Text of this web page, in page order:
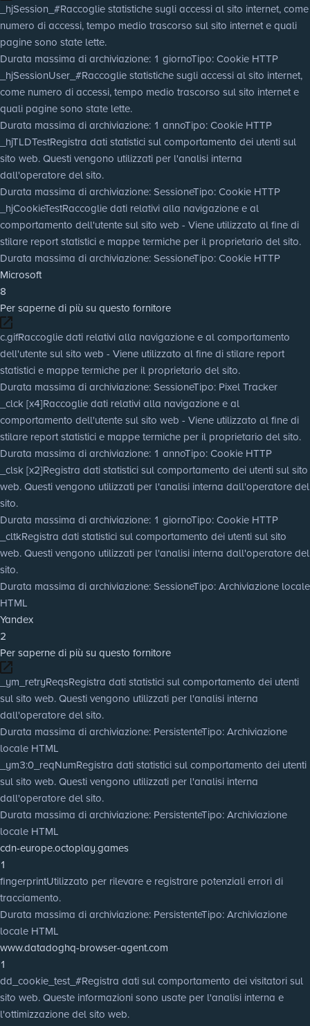
_hjSession_#Raccoglie statistiche sugli accessi al sito internet, come
numero di accessi, tempo medio trascorso sul sito internet e quali
pagine sono state lette.
Durata massima di archiviazione: 1 giornoTipo: Cookie HTTP
_hjSessionUser_#Raccoglie statistiche sugli accessi al sito internet,
come numero di accessi, tempo medio trascorso sul sito internet e
quali pagine sono state lette.
Durata massima di archiviazione: 1 annoTipo: Cookie HTTP
_hjTLDTestRegistra dati statistici sul comportamento dei utenti sul
sito web. Questi vengono utilizzati per l'analisi interna
dall'operatore del sito.
Durata massima di archiviazione: SessioneTipo: Cookie HTTP
_hjCookieTestRaccoglie dati relativi alla navigazione e al
comportamento dell'utente sul sito web - Viene utilizzato al fine di
stilare report statistici e mappe termiche per il proprietario del sito.
Durata massima di archiviazione: SessioneTipo: Cookie HTTP
Microsoft
8
Per saperne di più su questo fornitore
c.gifRaccoglie dati relativi alla navigazione e al comportamento
dell'utente sul sito web - Viene utilizzato al fine di stilare report
statistici e mappe termiche per il proprietario del sito.
Durata massima di archiviazione: SessioneTipo: Pixel Tracker
_clck [x4]Raccoglie dati relativi alla navigazione e al
comportamento dell'utente sul sito web - Viene utilizzato al fine di
stilare report statistici e mappe termiche per il proprietario del sito.
Durata massima di archiviazione: 1 annoTipo: Cookie HTTP
_clsk [x2]Registra dati statistici sul comportamento dei utenti sul sito
web. Questi vengono utilizzati per l'analisi interna dall'operatore del
sito.
Durata massima di archiviazione: 1 giornoTipo: Cookie HTTP
_cltkRegistra dati statistici sul comportamento dei utenti sul sito
web. Questi vengono utilizzati per l'analisi interna dall'operatore del
sito.
Durata massima di archiviazione: SessioneTipo: Archiviazione locale
HTML
Yandex
2
Per saperne di più su questo fornitore
_ym_retryReqsRegistra dati statistici sul comportamento dei utenti
sul sito web. Questi vengono utilizzati per l'analisi interna
dall'operatore del sito.
Durata massima di archiviazione: PersistenteTipo: Archiviazione
locale HTML
_ym3:0_reqNumRegistra dati statistici sul comportamento dei utenti
sul sito web. Questi vengono utilizzati per l'analisi interna
dall'operatore del sito.
Durata massima di archiviazione: PersistenteTipo: Archiviazione
locale HTML
cdn-europe.octoplay.games
1
fingerprintUtilizzato per rilevare e registrare potenziali errori di
tracciamento.
Durata massima di archiviazione: PersistenteTipo: Archiviazione
locale HTML
www.datadoghq-browser-agent.com
1
dd_cookie_test_#Registra dati sul comportamento dei visitatori sul
sito web. Queste informazioni sono usate per l'analisi interna e
l'ottimizzazione del sito web.